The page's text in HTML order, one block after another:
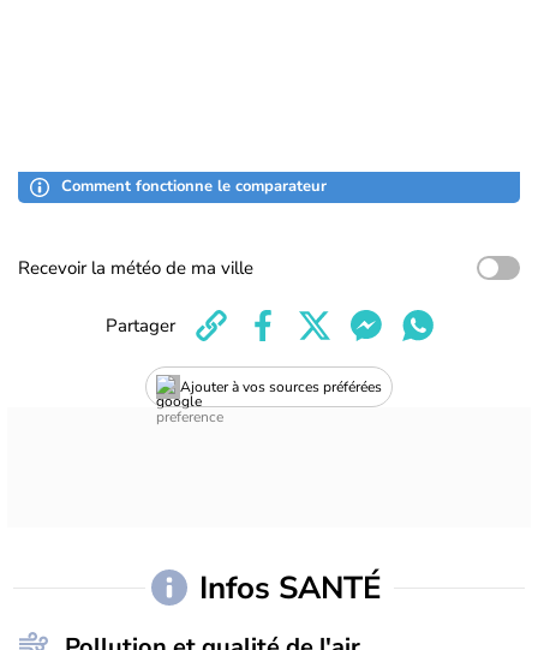
Comment fonctionne le comparateur
Recevoir la météo de ma ville
Ajouter à vos sources préférées
Partager
Infos SANTÉ